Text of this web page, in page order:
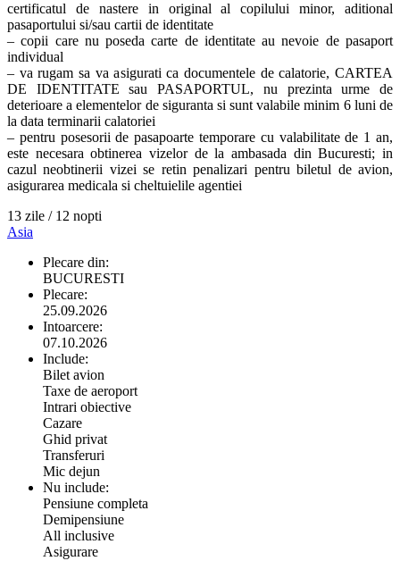
certificatul de nastere in original al copilului minor, aditional
pasaportului si/sau cartii de identitate
– copii care nu poseda carte de identitate au nevoie de pasaport
individual
– va rugam sa va asigurati ca documentele de calatorie, CARTEA
DE IDENTITATE sau PASAPORTUL, nu prezinta urme de
deterioare a elementelor de siguranta si sunt valabile minim 6 luni de
la data terminarii calatoriei
– pentru posesorii de pasapoarte temporare cu valabilitate de 1 an,
este necesara obtinerea vizelor de la ambasada din Bucuresti; in
cazul neobtinerii vizei se retin penalizari pentru biletul de avion,
asigurarea medicala si cheltuielile agentiei
13 zile / 12 nopti
Asia
Plecare din:
BUCURESTI
Plecare:
25.09.2026
Intoarcere:
07.10.2026
Include:
Bilet avion
Taxe de aeroport
Intrari obiective
Cazare
Ghid privat
Transferuri
Mic dejun
Nu include:
Pensiune completa
Demipensiune
All inclusive
Asigurare